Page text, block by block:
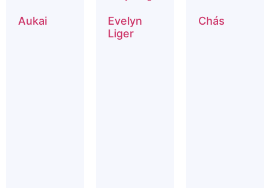
Aukai
Evelyn
Liger
Chás